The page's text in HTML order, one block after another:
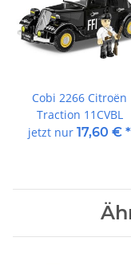
Cobi 2266 Citroën
Traction 11CVBL
jetzt nur 17,60 € *